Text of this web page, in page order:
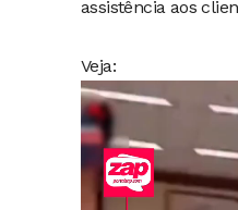
assistência aos
Veja:
Tocador
de
vídeo